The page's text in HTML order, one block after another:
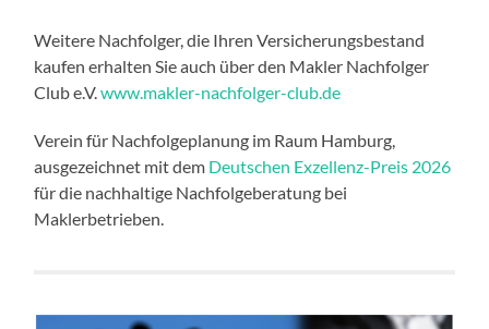
Weitere Nachfolger, die Ihren Versicherungsbestand
kaufen erhalten Sie auch über den Makler Nachfolger
Club e.V.www.makler-nachfolger-club.de
Verein für Nachfolgeplanung im Raum Hamburg,
ausgezeichnet mit dem Deutschen Exzellenz-Preis 2026
für die nachhaltige Nachfolgeberatung bei
Maklerbetrieben.